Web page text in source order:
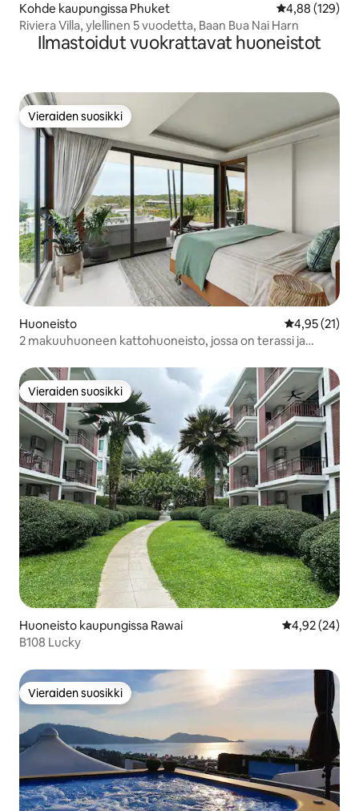
Kohde kaupungissa Phuket
4,88 (129)
Riviera Villa, ylellinen 5 vuodetta, Baan Bua Nai Harn
Ilmastoidut vuokrattavat huoneistot
Vieraiden suosikki
Vieraiden suosikki
Huoneisto
4,95 (21)
2 makuuhuoneen kattohuoneisto, jossa on terassi ja
Vieraiden suosikki
Vieraiden suosikki
Huoneisto kaupungissa Rawai
4,92 (24)
B108 Lucky
Vieraiden suosikki
Vieraiden suosikki